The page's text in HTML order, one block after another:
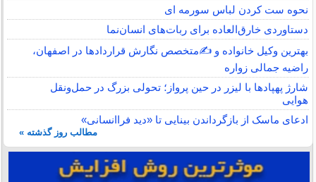
نحوه ست کردن لباس سورمه ای
دستاوردی خارق‌العاده برای ربات‌های انسان‌نما
بهترین وکیل خانواده و ✍️متخصص نگارش قراردادها در اصفهان،
راضیه جمالی زواره
شارژ پهپادها با لیزر در حین پرواز؛ تحولی بزرگ در حمل‌ونقل
هوایی
ادعای ماسک از بازگرداندن بینایی تا «دید فراانسانی»
مطالب روز گذشته »